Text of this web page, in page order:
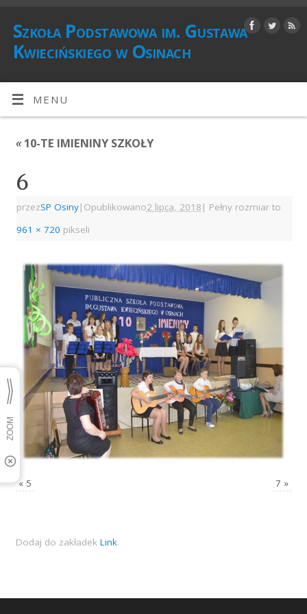
Szkoła Podstawowa im. Gustawa
Kwiecińskiego w Osinach
MENU
«10-TE IMIENINY SZKOŁY
6
przezSP Osiny| Opublikowano2 lipca, 2018 | Pełny rozmiar to
961 × 720 pikseli
« 5 7 »
Dodaj do zakładek Link.